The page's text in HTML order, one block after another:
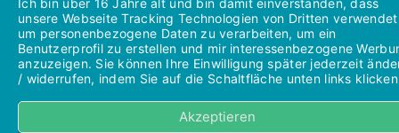
Ich bin über 16 Jahre alt und bin damit einverstanden, dass
unsere Webseite Tracking Technologien von Dritten
um personenbezogene Daten zu verarbeiten, um ein
Benutzerprofil zu erstellen und mir interessenbezogene
anzuzeigen. Sie können Ihre Einwilligung später jederzeit
/ widerrufen, indem Sie auf die Schaltfläche unten links
Akzeptieren